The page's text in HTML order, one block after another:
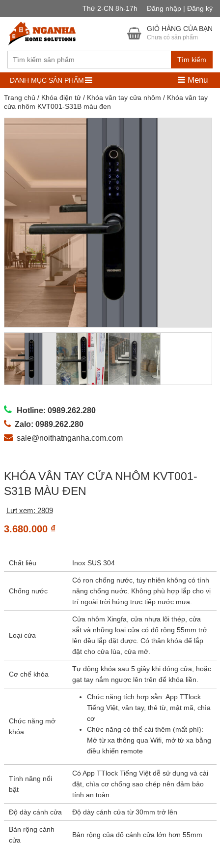
Thứ 2-CN 8h-17h Đăng nhập | Đăng ký
Tìm kiếm
GIỎ HÀNG CỦA BẠN
Chưa có sản phẩm
DANH MỤC SẢN PHẨM Menu
Trang chủ / Khóa điện tử/ Khóa vân tay cửa nhôm / Khóa vân tay
cửa nhôm KVT001-S31B màu đen
Hotline: 0989.262.280
Zalo: 0989.262.280
sale@noithatnganha.com.com
KHÓA VÂN TAY CỬA NHÔM KVT001-
S31B MÀU ĐEN
Lưt xem: 2809
3.680.000 ₫
Chất liệu Inox SUS 304
Chống nước
Có ron chống nước, tuy nhiên không có tính
năng chống nước. Không phù hợp lắp cho vị
trí ngoài trời hứng trực tiếp nước mưa.
Loại cửa
Cửa nhôm Xingfa, cửa nhựa lõi thép, cửa
sắt và những loại cửa có đố rộng 55mm trở
lên đều lắp đặt được. Có thân khóa để lắp
đặt cho cửa lùa, cửa mở.
Cơ chế khóa
Tự động khóa sau 5 giây khi đóng cửa, hoặc
gạt tay nắm ngược lên trên để khóa liền.
Chức năng mở
khóa
Chức năng tích hợp sẵn: App TTlock
Tiếng Việt, vân tay, thẻ từ, mật mã, chìa
cơ
Chức năng có thể cài thêm (mất phí):
Mở từ xa thông qua Wifi, mở từ xa bằng
điều khiển remote
Tính năng nổi
bật
Có App TTlock Tiếng Việt dễ sử dụng và cài
đặt, chìa cơ chống sao chép nên đảm bảo
tính an toàn.
Độ dày cánh cửa Độ dày cánh cửa từ 30mm trở lên
Bản rộng cánh
cửa
Bản rộng của đố cánh cửa lớn hơn 55mm